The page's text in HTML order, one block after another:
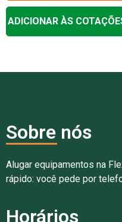
ADICIONAR ÀS
Sobre nós
Alugar equipamentos na
rápido: você pede por
Horários